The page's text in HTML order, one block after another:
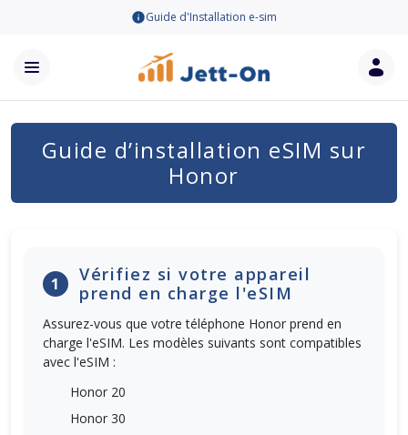
Guide d'Installation e-sim
Guide d’installation eSIM sur
Honor
1
Vérifiez si votre appareil
prend en charge l'eSIM
Assurez-vous que votre téléphone Honor prend en
charge l'eSIM. Les modèles suivants sont compatibles
avec l'eSIM :
Honor 20
Honor 30